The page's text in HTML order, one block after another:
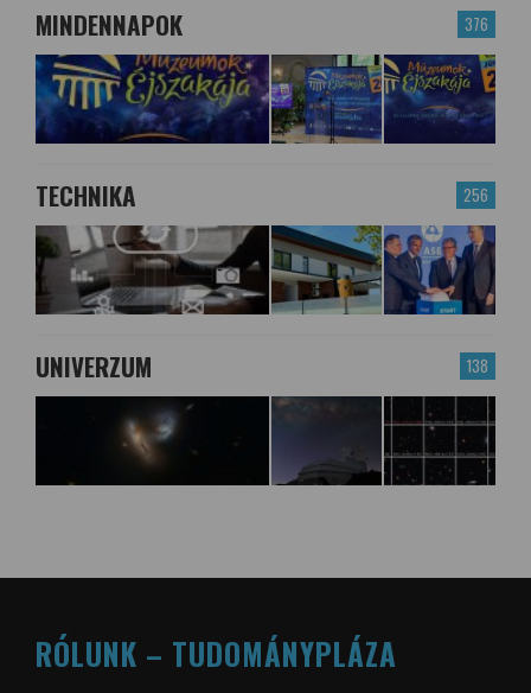
376
MINDENNAPOK
256
TECHNIKA
138
UNIVERZUM
RÓLUNK – TUDOMÁNYPLÁZA